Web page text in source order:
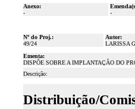
Anexo:
-
-
Nº do Proj.:
49/24
Autor:
LARISSA
Ementa:
DISPÕE SOBRE A IMPLANTAÇÃO DO
Descrição:
Distribuição/